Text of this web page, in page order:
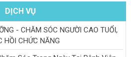
DỊCH VỤ
- CHĂM SÓC NGƯỜI CAO TUỔI,
HỒI CHỨC NĂNG